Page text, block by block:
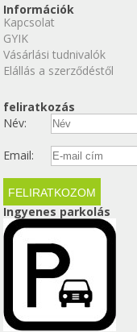
Információk
Kapcsolat
GYIK
Vásárlási tudnivalók
Elállás a szerződéstől
feliratkozás
Név:
Email:
Ingyenes parkolás